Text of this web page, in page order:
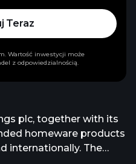
plc, together with its
homeware products
internationally. The
Teraz
Wartość inwestycji może
z odpowiedzialnością.